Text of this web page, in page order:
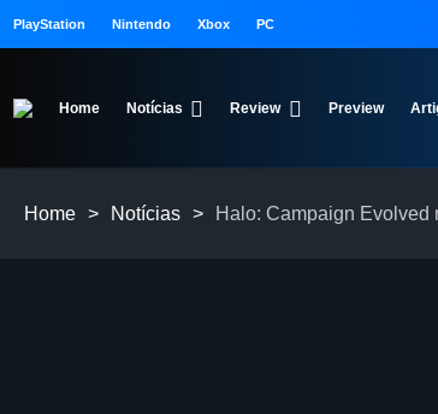
PlayStation Nintendo Xbox PC
Home Notícias Review Preview
Home > Notícias > Halo: Campaign Evolved